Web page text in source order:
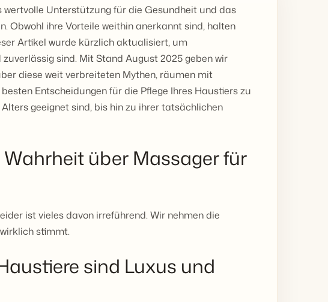
Unterstützung für die Gesundheit und das
Obwohl ihre Vorteile weithin anerkannt sind, halten
Artikel wurde kürzlich aktualisiert, um
sind. Mit Stand August 2025 geben wir
diese weit verbreiteten Mythen, räumen mit
Entscheidungen für die Pflege Ihres Haustiers zu
geeignet sind, bis hin zu ihrer tatsächlichen
über Massager für
ist vieles davon irreführend. Wir nehmen die
stimmt.
sind Luxus und